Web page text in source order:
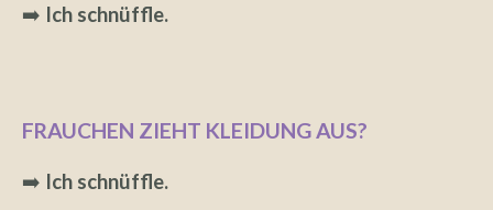
➡️ Ich schnüffle.
FRAUCHEN ZIEHT KLEIDUNG AUS?
➡️ Ich schnüffle.